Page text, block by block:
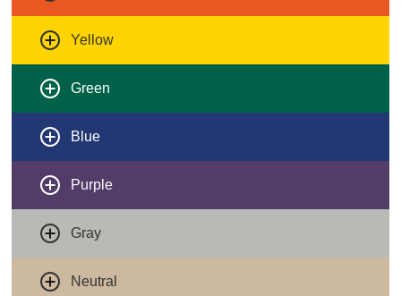
Yellow
Green
Blue
Purple
Gray
Neutral